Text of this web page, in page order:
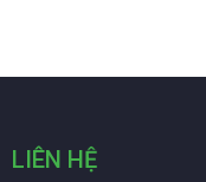
LIÊN HỆ